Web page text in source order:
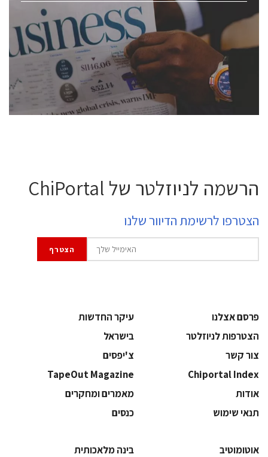
conference is intended for everyone involved in the
semiconductor industry, including engineers,
professional experts, and senior executives.
לחץ לפרטים
הרשמה לניוזלטר של ChiPortal
הצטרפו לרשימת הדיוור שלנו
פרסם אצלנו
עיקר החדשות
הצטרפות לניוזלטר
בישראל
צור קשר
צ'יפסים
Chiportal Index
TapeOut Magazine
אודות
מאמרים ומחקרים
תנאי שימוש
כנסים
אוטומוטיב בינה מלאכותית